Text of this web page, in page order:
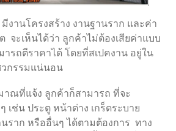
งานโครงสร้าง งานฐานราก และค่า
ะเห็นได้ว่า ลูกค้าไม่ต้องเสียค่าแบบ
ารถตีราคาได้ โดยที่สเปคงาน อยู่ใน
กรรมแน่นอน
าณที่แจ้ง ลูกค้าก็สามารถ ที่จะ
เช่น ประตู หน้าต่าง เกร็ดระบาย
ราก หรืออื่นๆ ได้ตามต้องการ ทาง